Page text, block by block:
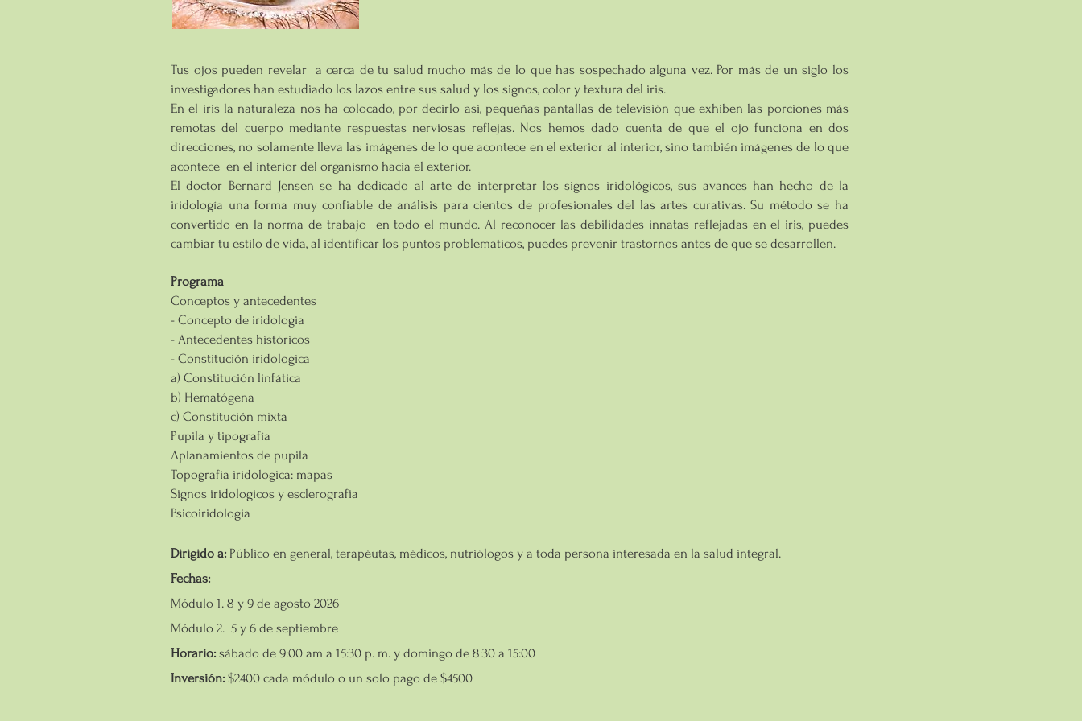
Tus ojos pueden revelar a cerca de tu salud mucho más de lo que has sospechado alguna vez. Por más de un siglo los
investigadores han estudiado los lazos entre sus salud y los signos, color y textura del iris.
En el iris la naturaleza nos ha colocado, por decirlo asi, pequeñas pantallas de televisión que exhiben las porciones más
remotas del cuerpo mediante respuestas nerviosas reflejas. Nos hemos dado cuenta de que el ojo funciona en dos
direcciones, no solamente lleva las imágenes de lo que acontece en el exterior al interior, sino también imágenes de lo que
acontece en el interior del organismo hacia el exterior.
El doctor Bernard Jensen se ha dedicado al arte de interpretar los signos iridológicos, sus avances han hecho de la
iridología una forma muy confiable de análisis para cientos de profesionales del las artes curativas. Su método se ha
convertido en la norma de trabajo en todo el mundo. Al reconocer las debilidades innatas reflejadas en el iris, puedes
cambiar tu estilo de vida, al identificar los puntos problemáticos, puedes prevenir trastornos antes de que se desarrollen.
Programa
Conceptos y antecedentes
- Concepto de iridologia
- Antecedentes históricos
- Constitución iridologica
a) Constitución linfática
b) Hematógena
c) Constitución mixta
Pupila y tipografía
Aplanamientos de pupila
Topografia iridologica: mapas
Signos iridologicos y esclerografia
Psicoiridologia
Dirigido a: Público en general, terapéutas, médicos, nutriólogos y a toda persona interesada en la salud integral.
Fechas:
Módulo 1. 8 y 9 de agosto 2026
Módulo 2. 5 y 6 de septiembre
Horario: sábado de 9:00 am a 15:30 p. m. y domingo de 8:30 a 15:00
Inversión: $2400 cada módulo o un solo pago de $4500